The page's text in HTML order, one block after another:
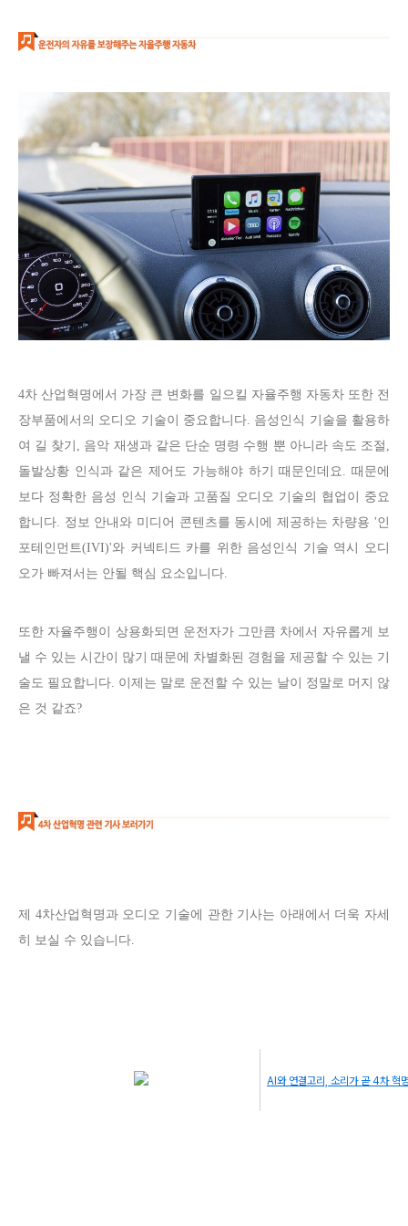
4차 산업혁명에서 가장 큰 변화를 일으킬 자율주행 자동차 또한 전
장부품에서의 오디오 기술이 중요합니다. 음성인식 기술을 활용하
여 길 찾기, 음악 재생과 같은 단순 명령 수행 뿐 아니라 속도 조절,
돌발상황 인식과 같은 제어도 가능해야 하기 때문인데요. 때문에
보다 정확한 음성 인식 기술과 고품질 오디오 기술의 협업이 중요
합니다. 정보 안내와 미디어 콘텐츠를 동시에 제공하는 차량용 '인
포테인먼트(IVI)'와 커넥티드 카를 위한 음성인식 기술 역시 오디
오가 빠져서는 안될 핵심 요소입니다.
또한 자율주행이 상용화되면 운전자가 그만큼 차에서 자유롭게 보
낼 수 있는 시간이 많기 때문에 차별화된 경험을 제공할 수 있는 기
술도 필요합니다. 이제는 말로 운전할 수 있는 날이 정말로 머지 않
은 것 같죠?
제 4차산업혁명과 오디오 기술에 관한 기사는 아래에서 더욱 자세
히 보실 수 있습니다.
AI와 연결고리, 소리가 곧 4차 혁